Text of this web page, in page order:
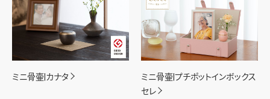
ミニ骨壷|カナタ
ミニ骨壷|プチポットインボックス
セレ